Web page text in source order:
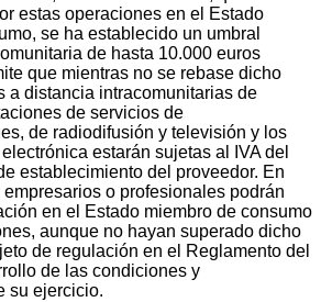
estas operaciones en el Estado
se ha establecido un umbral
de hasta 10.000 euros
que mientras no se rebase dicho
a distancia intracomunitarias de
de servicios de
de radiodifusión y televisión y los
estarán sujetas al IVA del
establecimiento del proveedor. En
o profesionales podrán
en el Estado miembro de consumo
aunque no hayan superado dicho
de regulación en el Reglamento del
de las condiciones y
su ejercicio.